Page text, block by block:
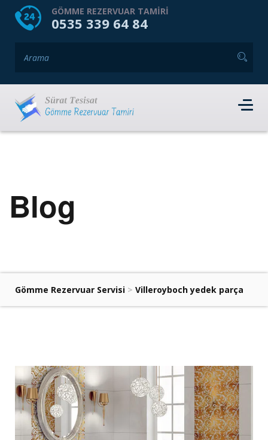
HOME HAKKIMIZDA
GÖMME REZERVUAR TAMIRI
0535 339 64 84
Blog
Gömme Rezervuar Servisi > Villeroyboch yedek parça